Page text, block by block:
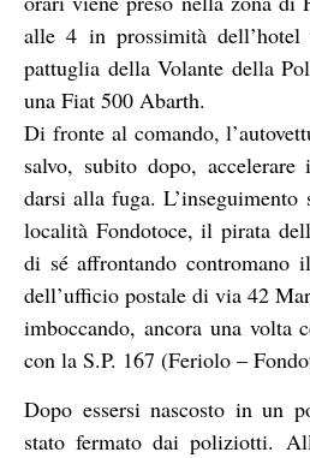
alle 4 in prossimità
pattuglia della Volante della
una Fiat 500 Abarth.
Di fronte al comando,
salvo, subito dopo,
darsi alla fuga.
località Fondotoce, il pirata
di sé affrontando contromano
dell’ufficio postale di via 42
imboccando, ancora una volta
con la S.P. 167 (Feriolo –
Dopo essersi nascosto in un
stato fermato dai poliziotti.